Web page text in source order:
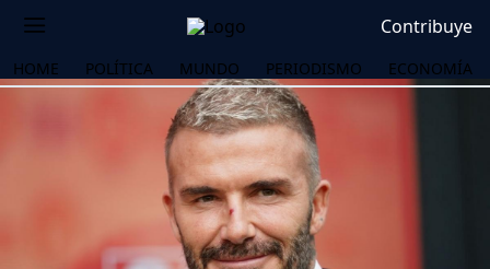
Contribuye
HOME POLÍTICA MUNDO PERIODISMO ECONOMÍA